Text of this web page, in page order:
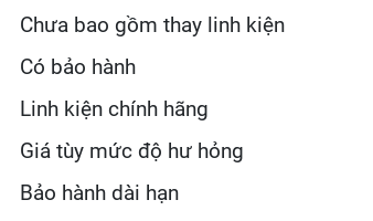
Chưa bao gồm thay linh kiện
Có bảo hành
Linh kiện chính hãng
Giá tùy mức độ hư hỏng
Bảo hành dài hạn